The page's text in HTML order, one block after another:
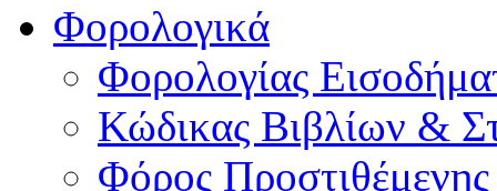
Φορολογικά
Φορολογίας
Κώδικας Βιβλίων &
Φόρος Προστιθέμενης